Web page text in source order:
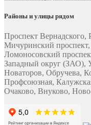
Районы и улицы рядом
Проспект Вернадского,
Мичуринский
Ломоносовский
Западный округ (ЗАО),
Новаторов, Обручева,
Профсоюзная,
Очаково, Внуково,